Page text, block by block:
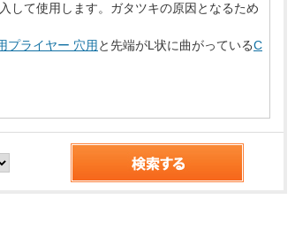
して使用します。ガタツキの原因となるため
プライヤー 穴用 と先端がL状に曲がっているC